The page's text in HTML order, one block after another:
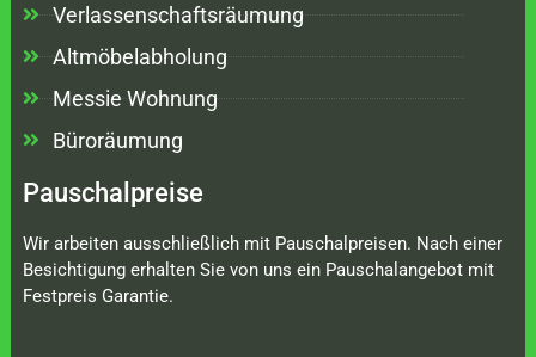
Verlassenschaftsräumung
Altmöbelabholung
Messie Wohnung
Büroräumung
Pauschalpreise
Wir arbeiten ausschließlich mit Pauschalpreisen. Nach einer
Besichtigung erhalten Sie von uns ein Pauschalangebot mit
Festpreis Garantie.